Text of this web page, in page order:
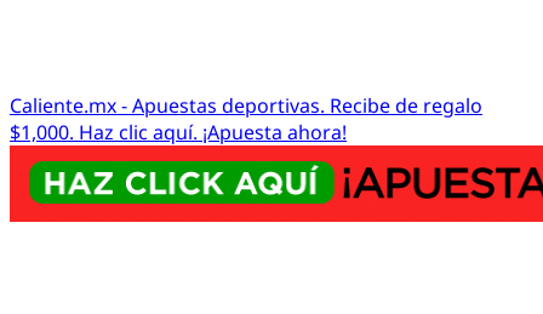
Caliente.mx - Apuestas deportivas. Recibe de regalo
$1,000. Haz clic aquí. ¡Apuesta ahora!